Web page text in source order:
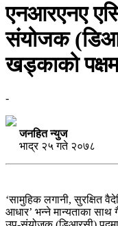
एनआरएनए
संयोजक
खड्काको
-
जनहित न्युज
भाद्र २५ गते २०७८
‘सामुहिक लगानी, सुरक्षित
आधार’ भन्ने मान्यताका साथ